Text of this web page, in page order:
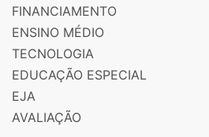
FINANCIAMENTO
ENSINO MÉDIO
TECNOLOGIA
EDUCAÇÃO ESPECIAL
EJA
AVALIAÇÃO